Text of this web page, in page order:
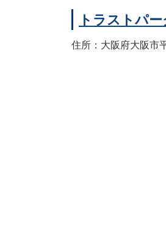
トラストパ
住所：大阪府大阪市